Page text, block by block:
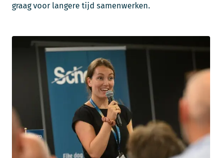
graag voor langere tijd samenwerken.